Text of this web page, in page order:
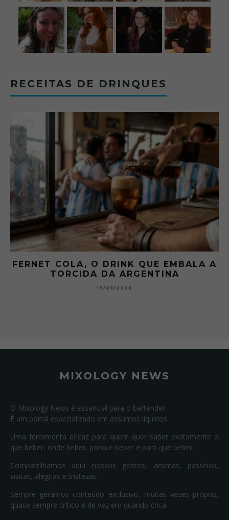
RECEITAS DE DRINQUES
FERNET COLA, O DRINK QUE EMBALA A
TORCIDA DA ARGENTINA
19/07/2026
MIXOLOGY NEWS
O Mixology News é essencial para o bartender.
É um portal especializado em assuntos líquidos.
Uma ferramenta eficaz para quem quer saber exatamente o
que beber, onde beber, porque beber e para que beber.
Compartilhamos aqui nossos gostos, aromas, passeios,
visitas, alegrias e tristezas.
Sempre geramos conteúdo exclusivo, muitas vezes próprio,
quase sempre crítico e de vez em quando crica.